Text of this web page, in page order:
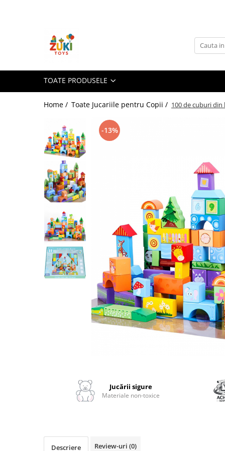
Toate Produsele
Jucarii pentru calatorii
Recomandari Zuki
Cadouri pentru Copii
Cadouri Aniversare
Cadouri dupa Buget
Cadouri sub 59 lei
Cadouri sub 99 lei
Cadouri sub 149 lei
Jucarii pe Varsta Copilului
Carti & Activitati pentru Copii
Busy Book & Carti Interactive
Balansoare & Covorase de Joaca
Depozitare & Organizare Jucarii
TOATE PRODUSELE
Home / Toate Jucariile pentru Copii / 100 de cuburi
-13%
Jucării sigure
Materiale non-toxice
Descriere Review-uri (0)